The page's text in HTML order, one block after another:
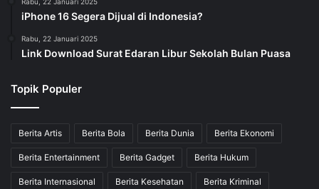
iPhone 16 Segera Dijual di Indonesia?
Rabu, 22 Januari 2025
Link Download Surat Edaran Libur Sekolah Bulan Puasa
Topik Populer
Berita Artis Berita Bola Berita Dunia Berita Ekonomi
Berita Entertainment Berita Gadget Berita Hukum
Berita Internasional Berita Kesehatan Berita Kriminal